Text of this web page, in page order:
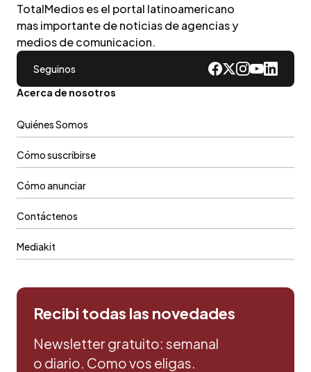
TotalMedios es el portal latinoamericano
mas importante de noticias de agencias y
medios de comunicacion.
Seguinos
Acerca de nosotros
Quiénes Somos
Cómo suscribirse
Cómo anunciar
Contáctenos
Mediakit
Recibi todas las novedades
Newsletter gratuito: semanal
o diario. Como vos eligas.